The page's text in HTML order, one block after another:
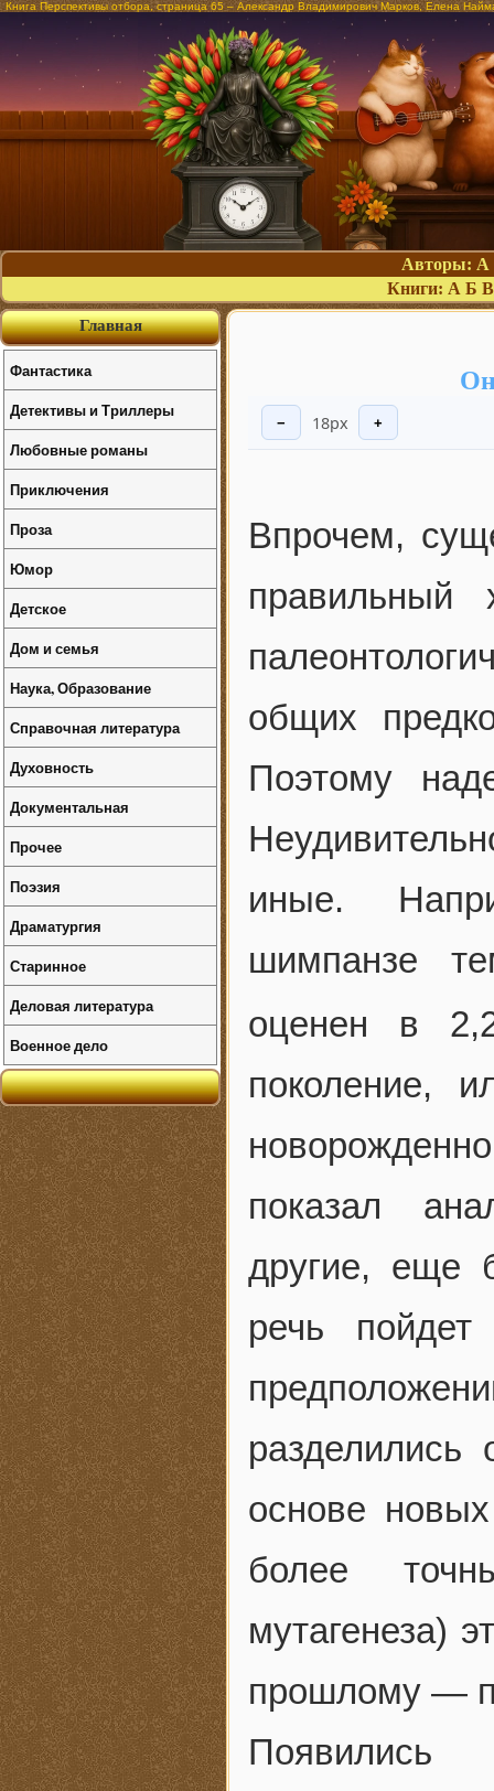
Книга Перспективы отбора, страница 65 – Александр Владимирович Марков, Елена
Авторы: А
Книги: А Б В
− 18px +
Впрочем,
общих
Поэтому
иные.
шимпанзе
оценен в
поколение,
показал
другие, еще
речь
основе
более
мутагенеза)
прошлому —
Появились
Главная
Фантастика
Детективы и Триллеры
Любовные романы
Приключения
Проза
Юмор
Детское
Дом и семья
Наука, Образование
Справочная литература
Духовность
Документальная
Прочее
Поэзия
Драматургия
Старинное
Деловая литература
Военное дело